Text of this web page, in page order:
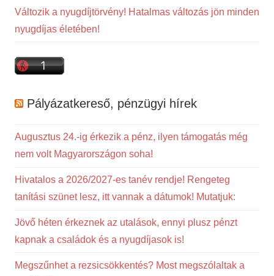
Változik a nyugdíjtörvény! Hatalmas változás jön minden
nyugdíjas életében!
Pályázatkereső, pénzügyi hírek
Augusztus 24.-ig érkezik a pénz, ilyen támogatás még
nem volt Magyarországon soha!
Hivatalos a 2026/2027-es tanév rendje! Rengeteg
tanítási szünet lesz, itt vannak a dátumok! Mutatjuk:
Jövő héten érkeznek az utalások, ennyi plusz pénzt
kapnak a családok és a nyugdíjasok is!
Megszűnhet a rezsicsökkentés? Most megszólaltak a